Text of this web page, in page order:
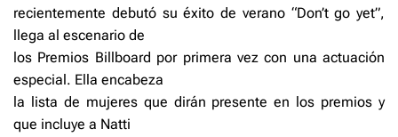
recientemente debutó su éxito de verano “Don’t go yet”,
llega al escenario de
los Premios Billboard por primera vez con una actuación
especial. Ella encabeza
la lista de mujeres que dirán presente en los premios y
que incluye a Natti